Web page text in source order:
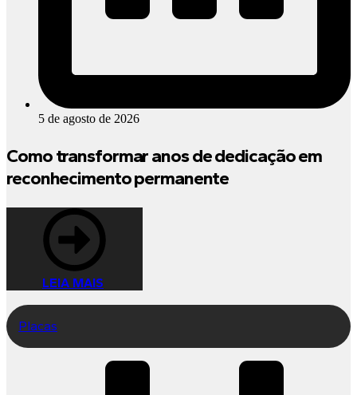
5 de agosto de 2026
Como transformar anos de dedicação em
reconhecimento permanente
LEIA MAIS
Placas